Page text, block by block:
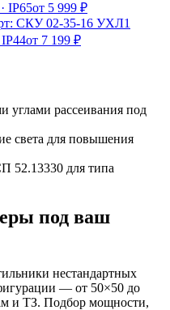
· IP65от 5 999 ₽
СКУ 02-35-16 УХЛ1
IP44от 7 199 ₽
углами рассеивания под
света для повышения
52.13330 для типа
под ваш
нестандартных
— от 50×50 до
и ТЗ. Подбор мощности,